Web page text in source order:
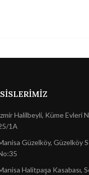
Halilbeyli, Küme Evleri
1A
Güzelköy, Güzelköy
Halitpaşa Kasabası,